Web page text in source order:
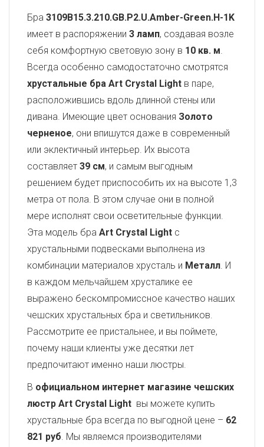
Бра 3109B15.3.210.GB.P2.U.Amber-Green.H-1K
имеет в распоряжении 3 ламп, создавая возле
себя комфортную световую зону в 10 кв. м.
Всегда особенно самодостаточно смотрятся
хрустальные бра Art Crystal Light в паре,
расположившись вдоль длинной стены или
дивана. Имеющие цвет основания Золото
черненое, они впишутся даже в современный
или эклектичный интерьер. Их высота
составляет 39 см, и самым выгодным
решением будет приспособить их на высоте 1,3
метра от пола. В этом случае они в полной
мере исполнят свои осветительные функции.
Эта модель бра Art Crystal Light с
хрустальными подвесками выполнена из
комбинации материалов хрусталь и Металл. И
в каждом мельчайшем хрусталике ее
выражено бескомпромиссное качество наших
чешских хрустальных бра и светильников.
Рассмотрите ее пристальнее, и вы поймете,
почему наши клиенты уже десятки лет
предпочитают именно наши люстры.
В официальном интернет магазине чешских
люстр Art Crystal Light вы можете купить
хрустальные бра всегда по выгодной цене – 62
821 руб. Мы являемся производителями